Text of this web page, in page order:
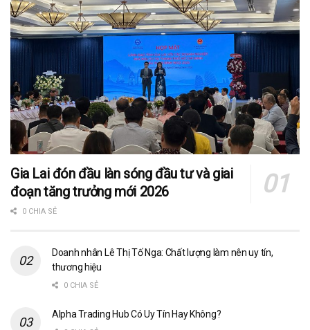
Gia Lai đón đầu làn sóng đầu tư và giai
đoạn tăng trưởng mới 2026
0 CHIA SẺ
Doanh nhân Lê Thị Tố Nga: Chất lượng làm nên uy tín,
thương hiệu
0 CHIA SẺ
Alpha Trading Hub Có Uy Tín Hay Không?